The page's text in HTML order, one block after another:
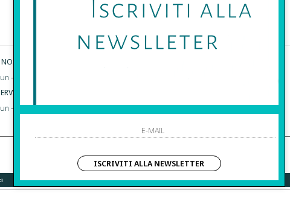
HO LETTO ED ACCETTATO LE CONDIZIONI SULLA PRIVACY.
ORARI:
– Sab | 10:00 – 20:00
CLIENTI:
– Dom | 10:00 – 20:00
Pagamenti
ISCRIVITI ALLA NEWSLETTER